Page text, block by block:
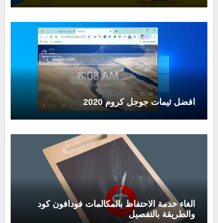
افضل ثيمات جوجل كروم 2020
الغاء خدمة الاحتفاظ بالمكالمات فودافون كود
والطريقة بالتفصيل